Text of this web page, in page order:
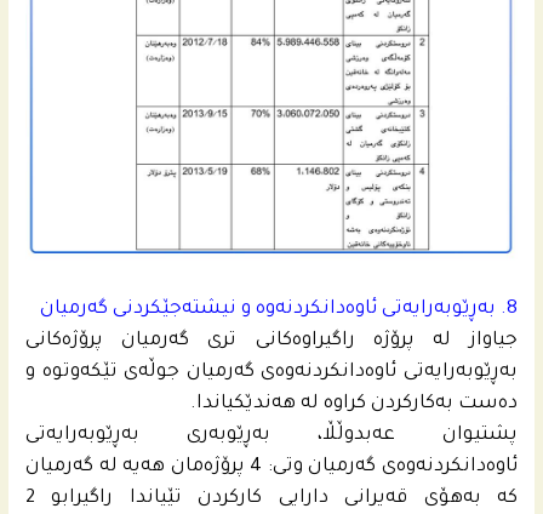
8. به‌ڕێوبه‌رایه‌تى ئاوه‌دانكردنه‌وه‌ و نیشته‌جێكردنى گه‌رمیان
جیاواز له‌ پرۆژه‌ راگیراوه‌كانى ترى گه‌رمیان پرۆژه‌كانى
به‌ڕێوبه‌رایه‌تى ئاوه‌دانكردنه‌وه‌ى گه‌رمیان جوڵه‌ى تێكه‌وتوه‌ و
ده‌ست به‌كاركردن كراوه‌ له‌ هه‌ندێكیاندا.
پشتیوان عه‌بدوڵڵا، به‌ڕێوبه‌رى به‌ڕێوبه‌رایه‌تى
ئاوه‌دانكردنه‌وه‌ى گه‌رمیان وتى: 4 پرۆژه‌مان هه‌یه‌ له‌ گه‌رمیان
كه‌ به‌هۆى قه‌یرانى دارایی كاركردن تێیاندا راگیرابو 2